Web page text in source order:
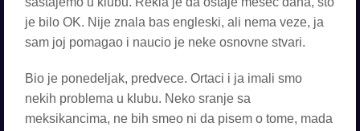
je bilo OK. Nije znala bas engleski, ali nema veze, ja
sam joj pomagao i naucio je neke osnovne stvari.
Bio je ponedeljak, predvece. Ortaci i ja imali smo
nekih problema u klubu. Neko sranje sa
meksikancima, ne bih smeo ni da pisem o tome, mada